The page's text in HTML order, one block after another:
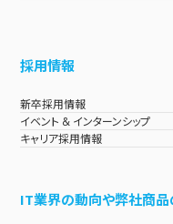
採用情報
新卒採用情報
イベント & インターンシップ
キャリア採用情報
IT業界の動向や弊社商品